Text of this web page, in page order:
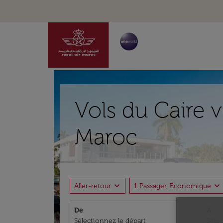
Vols du Caire
Maroc
Aller-retour expand_more 1 Passager, Économique expand_more
De